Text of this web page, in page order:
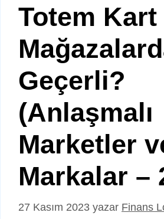
Totem Kart
Geçerli?
(Anlaşmalı
Marketler
Markalar –
27 Kasım 2023 yazar Finans